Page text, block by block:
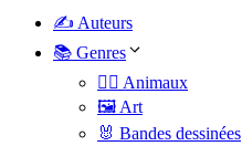
✍️ Auteurs
📚 Genres
🐕‍🦺 Animaux
🖼️ Art
🐰 Bandes dessinées